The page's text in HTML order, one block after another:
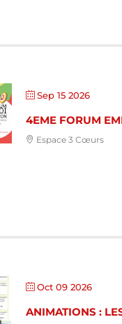
Sep 15 2026
4EME FORUM
Espace 3 Cœurs
Oct 09 2026
ANIMATIONS :